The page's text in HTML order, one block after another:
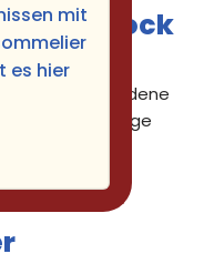
Rauchbock
Idee, verschiedene
Also fruchtige
mit
es hier